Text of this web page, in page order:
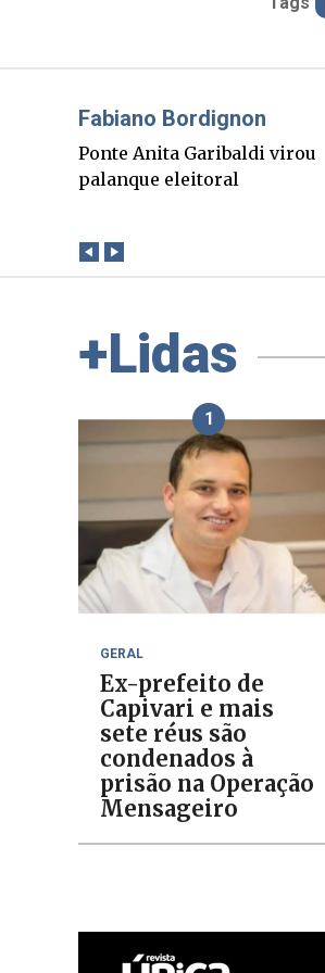
Misael Elias
O Boato corre mais rápido
que a verdade. Mas quem
+Lidas
1
GERAL
Ex-prefeito de
Capivari e mais
sete réus são
condenados à
prisão na Operação
Mensageiro